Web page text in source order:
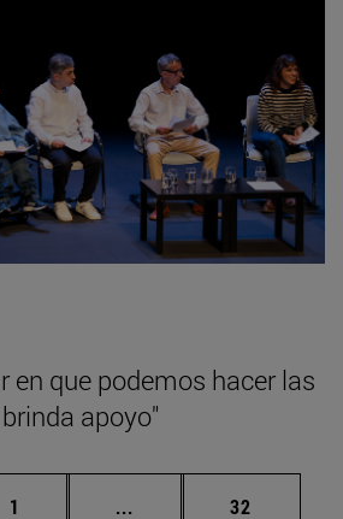
en que podemos hacer las
apoyo"
Página
1 ... Páginas intermedias
Página
32